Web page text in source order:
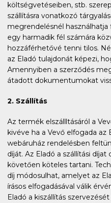
költségvetéseiben, stb.
szállításra vonatkozó
megrendelésnél
egy harmadik fél számára
hozzáférhetővé tenni tilos.
az Eladó tulajdonát képezi,
Amennyiben a szerződés
átadott dokumentumokat
2. Szállítás
Az termék elszállltásáról a
kivéve ha a Vevő elfogada
webáruház rendelésben
díját. Az Eladó a szállítási díjat
követően köteles tartani.
díj módosulhat, amelyet az
írásos elfogadásával válik
Eladó a kiszállítás